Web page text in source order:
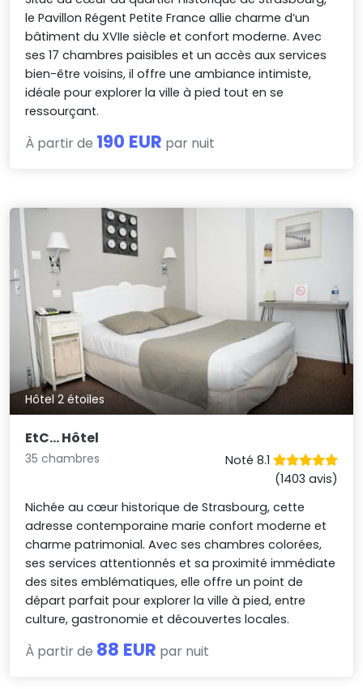
le Pavillon Régent Petite France allie charme d’un
bâtiment du XVIIe siècle et confort moderne. Avec
ses 17 chambres paisibles et un accès aux services
bien-être voisins, il offre une ambiance intimiste,
idéale pour explorer la ville à pied tout en se
ressourçant.
À partir de 190 EUR par nuit
Hôtel 2 étoiles
EtC... Hôtel
35 chambres
Noté 8.1
(1403 avis)
Nichée au cœur historique de Strasbourg, cette
adresse contemporaine marie confort moderne et
charme patrimonial. Avec ses chambres colorées,
ses services attentionnés et sa proximité immédiate
des sites emblématiques, elle offre un point de
départ parfait pour explorer la ville à pied, entre
culture, gastronomie et découvertes locales.
À partir de 88 EUR par nuit